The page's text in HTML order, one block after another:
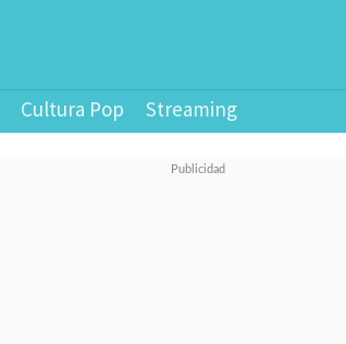
Cultura Pop Streaming